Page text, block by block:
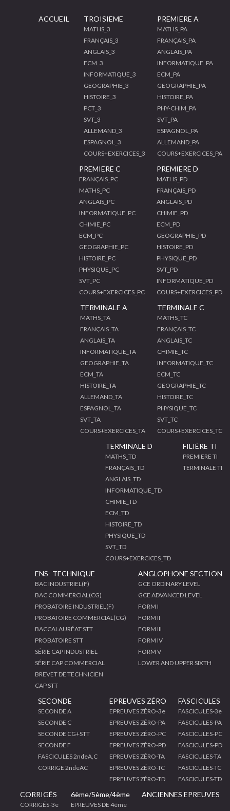
ACCUEIL TROISIEME
MATHS_3
FRANÇAIS_3
ANGLAIS_3
ECM_3
INFORMATIQUE_3
GEOGRAPHIE_3
HISTOIRE_3
PCT_3
SVT_3
ALLEMAND_3
ESPAGNOL_3
COURS+EXERCICES_3
PREMIERE A
MATHS_PA
FRANÇAIS_PA
ANGLAIS_PA
INFORMATIQUE_PA
ECM_PA
GEOGRAPHIE_PA
HISTOIRE_PA
PHY-CHIM_PA
SVT_PA
ESPAGNOL_PA
ALLEMAND_PA
COURS+EXERCICES_PA
PREMIERE C
FRANÇAIS_PC
MATHS_PC
ANGLAIS_PC
INFORMATIQUE_PC
CHIMIE_PC
ECM_PC
GEOGRAPHIE_PC
HISTOIRE_PC
PHYSIQUE_PC
SVT_PC
COURS+EXERCICES_PC
PREMIERE D
MATHS_PD
FRANÇAIS_PD
ANGLAIS_PD
CHIMIE_PD
ECM_PD
GEOGRAPHIE_PD
HISTOIRE_PD
PHYSIQUE_PD
SVT_PD
INFORMATIQUE_PD
COURS+EXERCICES_PD
TERMINALE A
MATHS_TA
FRANÇAIS_TA
ANGLAIS_TA
INFORMATIQUE_TA
GEOGRAPHIE_TA
ECM_TA
HISTOIRE_TA
ALLEMAND_TA
ESPAGNOL_TA
SVT_TA
COURS+EXERCICES_TA
TERMINALE C
MATHS_TC
FRANÇAIS_TC
ANGLAIS_TC
CHIMIE_TC
INFORMATIQUE_TC
ECM_TC
GEOGRAPHIE_TC
HISTOIRE_TC
PHYSIQUE_TC
SVT_TC
COURS+EXERCICES_TC
TERMINALE D
MATHS_TD
FRANÇAIS_TD
ANGLAIS_TD
INFORMATIQUE_TD
CHIMIE_TD
ECM_TD
HISTOIRE_TD
PHYSIQUE_TD
SVT_TD
COURS+EXERCICES_TD
FILIÈRE TI
PREMIERE TI
TERMINALE TI
ENS- TECHNIQUE
BAC INDUSTRIEL(F)
BAC COMMERCIAL(CG)
PROBATOIRE INDUSTRIEL(F)
PROBATOIRE COMMERCIAL(CG)
BACCALAURÉAT STT
PROBATOIRE STT
SÉRIE CAP INDUSTRIEL
SÉRIE CAP COMMERCIAL
BREVET DE TECHNICIEN
CAP STT
ANGLOPHONE SECTION
GCE ORDINARY LEVEL
GCE ADVANCED LEVEL
FORM I
FORM II
FORM III
FORM IV
FORM V
LOWER AND UPPER SIXTH
SECONDE
SECONDE A
SECONDE C
SECONDE CG+STT
SECONDE F
FASCICULES 2ndeA,C
CORRIGE 2ndeAC
EPREUVES ZÉRO
EPREUVES ZÉRO-3e
EPREUVES ZÉRO-PA
EPREUVES ZÉRO-PC
EPREUVES ZÉRO-PD
EPREUVES ZÉRO-TA
EPREUVES ZÉRO-TC
EPREUVES ZÉRO-TD
FASCICULES
FASCICULES-3e
FASCICULES-PA
FASCICULES-PC
FASCICULES-PD
FASCICULES-TA
FASCICULES-TC
FASCICULES-TD
CORRIGÉS
CORRIGÉS-3e
6ème/5ème/4ème
EPREUVES DE 4ème
ANCIENNES EPREUVES